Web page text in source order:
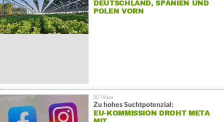
DEUTSCHLAND, SPANIEN UND
POLEN VORN
Zu hohes Suchtpotenzial:
EU-KOMMISSION DROHT META